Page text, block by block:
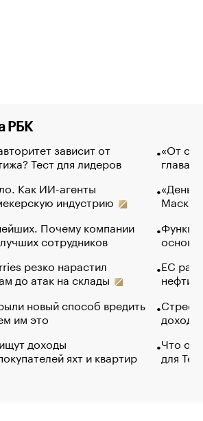
РБК
зависит от
Тест для лидеров
Как ИИ-агенты
индустрию
Почему компании
сотрудников
резко нарастил
до атак на склады
новый способ вредить
им это
доходы
яхт и квартир
«От
глава
Маск в
основ
ЕС
нефти
Что
для